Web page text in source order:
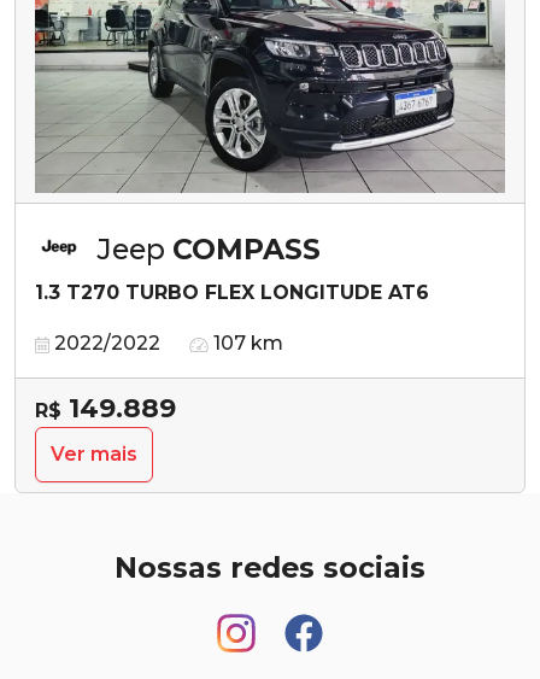
Jeep COMPASS
1.3 T270 TURBO FLEX LONGITUDE AT6
2022/2022 107 km
R$ 149.889
Ver mais
Nossas redes sociais